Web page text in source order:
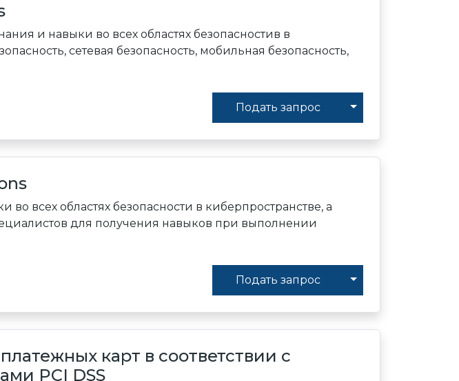
и навыки во всех областях безопасностив в
сетевая безопасность, мобильная безопасность,
Подать запрос Toggle Dropdown
всех областях безопасности в киберпространстве, а
для получения навыков при выполнении
Подать запрос Toggle Dropdown
карт в соответствии с
PCI DSS